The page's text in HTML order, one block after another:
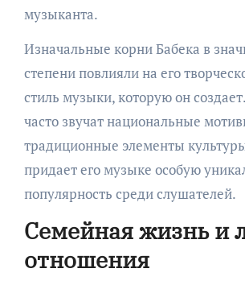
музыканта.
Изначальные корни Бабека в
степени повлияли на его
стиль музыки, которую он
часто звучат национальные
традиционные элементы
придает его музыке особую
популярность среди слушателей.
Семейная жизнь и
отношения